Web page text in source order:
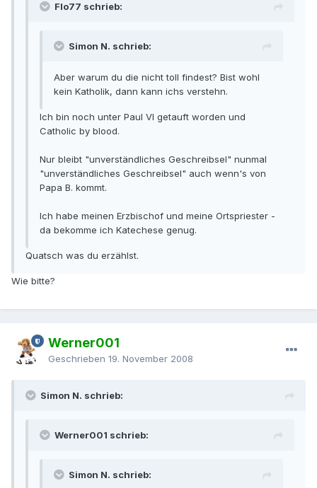
Flo77 schrieb:
Simon N. schrieb:
Aber warum du die nicht toll findest? Bist wohl
kein Katholik, dann kann ichs verstehn.
Ich bin noch unter Paul VI getauft worden und
Catholic by blood.
Nur bleibt "unverständliches Geschreibsel" nunmal
"unverständliches Geschreibsel" auch wenn's von
Papa B. kommt.
Ich habe meinen Erzbischof und meine Ortspriester -
da bekomme ich Katechese genug.
Quatsch was du erzählst.
Wie bitte?
Werner001
Geschrieben 19. November 2008
Simon N. schrieb:
Werner001 schrieb:
Simon N. schrieb: